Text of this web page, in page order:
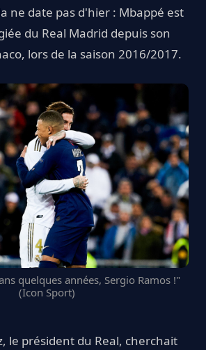
ne date pas d'hier : Mbappé est
du Real Madrid depuis son
lors de la saison 2016/2017.
quelques années, Sergio Ramos !"
(Icon Sport)
le président du Real, cherchait